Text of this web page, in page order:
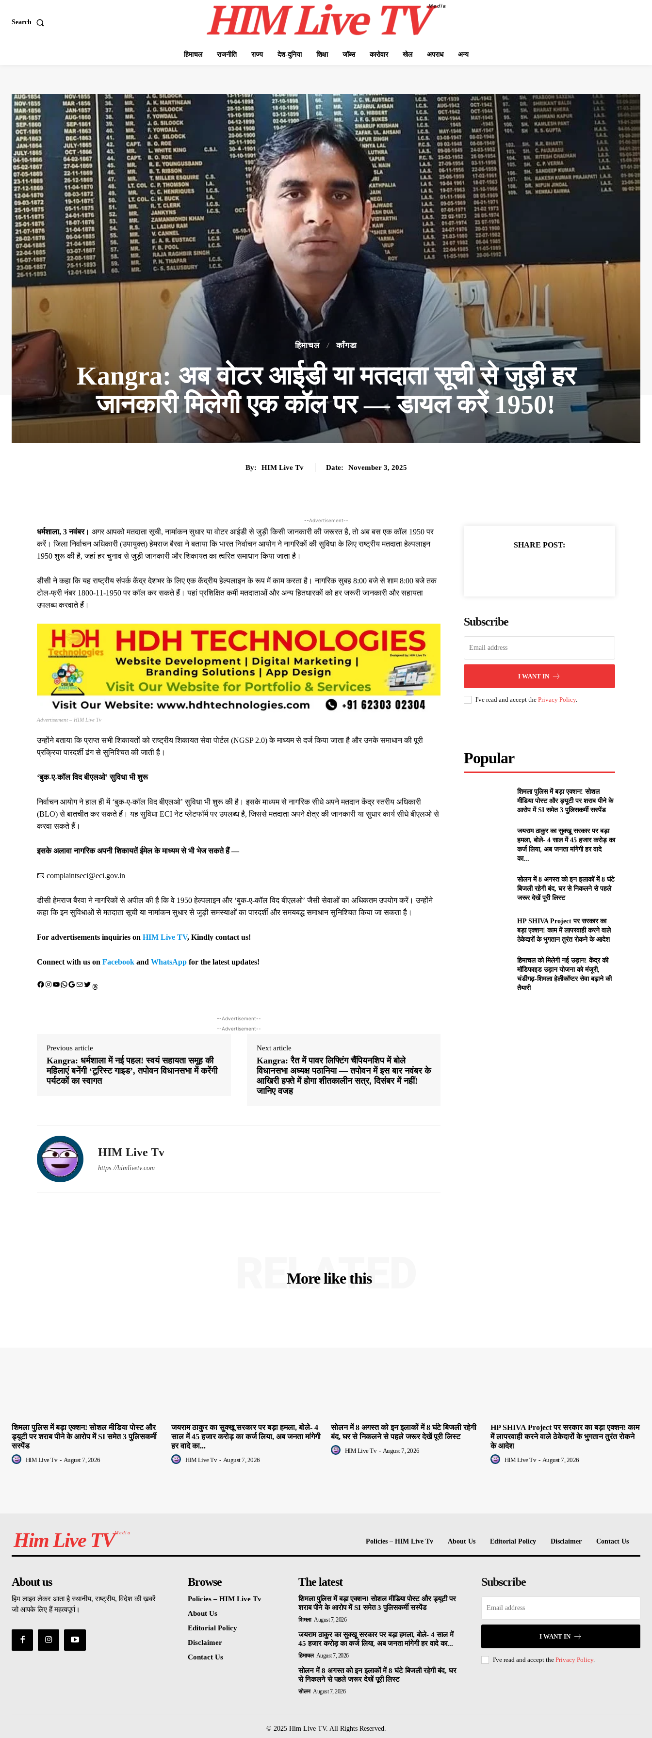
Search
हिमाचल राजनीति राज्य देश-दुनिया शिक्षा जॉब्स कारोवार खेल अपराध अन्य
हिमाचल काँगडा
Kangra: अब वोटर आईडी या मतदाता सूची से जुड़ी हर
जानकारी मिलेगी एक कॉल पर — डायल करें 1950!
By: HIM Live Tv Date: November 3, 2025
--Advertisement--
धर्मशाला, 3 नवंबर। अगर आपको मतदाता सूची, नामांकन सुधार या वोटर आईडी से जुड़ी किसी जानकारी की जरूरत है, तो अब बस एक कॉल 1950 पर
करें। जिला निर्वाचन अधिकारी (उपायुक्त) हेमराज बैरवा ने बताया कि भारत निर्वाचन आयोग ने नागरिकों की सुविधा के लिए राष्ट्रीय मतदाता हेल्पलाइन
1950 शुरू की है, जहां हर चुनाव से जुड़ी जानकारी और शिकायत का त्वरित समाधान किया जाता है।
डीसी ने कहा कि यह राष्ट्रीय संपर्क केंद्र देशभर के लिए एक केंद्रीय हेल्पलाइन के रूप में काम करता है। नागरिक सुबह 8:00 बजे से शाम 8:00 बजे तक
टोल-फ्री नंबर 1800-11-1950 पर कॉल कर सकते हैं। यहां प्रशिक्षित कर्मी मतदाताओं और अन्य हितधारकों को हर जरूरी जानकारी और सहायता
उपलब्ध करवाते हैं।
Advertisement – HIM Live Tv
उन्होंने बताया कि प्राप्त सभी शिकायतों को राष्ट्रीय शिकायत सेवा पोर्टल (NGSP 2.0) के माध्यम से दर्ज किया जाता है और उनके समाधान की पूरी
प्रक्रिया पारदर्शी ढंग से सुनिश्चित की जाती है।
‘बुक-ए-कॉल विद बीएलओ’ सुविधा भी शुरू
निर्वाचन आयोग ने हाल ही में ‘बुक-ए-कॉल विद बीएलओ’ सुविधा भी शुरू की है। इसके माध्यम से नागरिक सीधे अपने मतदान केंद्र स्तरीय अधिकारी
(BLO) से बातचीत कर सकते हैं। यह सुविधा ECI नेट प्लेटफॉर्म पर उपलब्ध है, जिससे मतदाता अपने क्षेत्र की जानकारी या सुधार कार्य सीधे बीएलओ से
करवा सकते हैं।
इसके अलावा नागरिक अपनी शिकायतें ईमेल के माध्यम से भी भेज सकते हैं —
📧 complaintseci@eci.gov.in
डीसी हेमराज बैरवा ने नागरिकों से अपील की है कि वे 1950 हेल्पलाइन और ‘बुक-ए-कॉल विद बीएलओ’ जैसी सेवाओं का अधिकतम उपयोग करें। उन्होंने
कहा कि इन सुविधाओं से मतदाता सूची या नामांकन सुधार से जुड़ी समस्याओं का पारदर्शी और समयबद्ध समाधान सुनिश्चित किया जा सकता है।
For advertisements inquiries on HIM Live TV, Kindly contact us!
Connect with us on Facebook and WhatsApp for the latest updates!
Facebook Instagram YouTube WhatsApp Google Mail X (Twitter) Threads
--Advertisement--
--Advertisement--
Previous article
Kangra: धर्मशाला में नई पहल! स्वयं सहायता समूह की
महिलाएं बनेंगी ‘टूरिस्ट गाइड’, तपोवन विधानसभा में करेंगी
पर्यटकों का स्वागत
Next article
Kangra: रैत में पावर लिफ्टिंग चैंपियनशिप में बोले
विधानसभा अध्यक्ष पठानिया — तपोवन में इस बार नवंबर के
आखिरी हफ्ते में होगा शीतकालीन सत्र, दिसंबर में नहीं!
जानिए वजह
HIM Live Tv
https://himlivetv.com
SHARE POST:
Subscribe
I WANT IN
I've read and accept thePrivacy Policy.
Popular
शिमला पुलिस में बड़ा एक्शन! सोशल
मीडिया पोस्ट और ड्यूटी पर शराब पीने के
आरोप में SI समेत 3 पुलिसकर्मी सस्पेंड
जयराम ठाकुर का सुक्खू सरकार पर बड़ा
हमला, बोले- 4 साल में 45 हजार करोड़ का
कर्ज लिया, अब जनता मांगेगी हर वादे
का...
सोलन में 8 अगस्त को इन इलाकों में 8 घंटे
बिजली रहेगी बंद, घर से निकलने से पहले
जरूर देखें पूरी लिस्ट
HP SHIVA Project पर सरकार का
बड़ा एक्शन! काम में लापरवाही करने वाले
ठेकेदारों के भुगतान तुरंत रोकने के आदेश
हिमाचल को मिलेगी नई उड़ान! केंद्र की
मॉडिफाइड उड़ान योजना को मंजूरी,
चंडीगढ़-शिमला हेलीकॉप्टर सेवा बढ़ाने की
तैयारी
More like this
RELATED
शिमला पुलिस में बड़ा एक्शन! सोशल मीडिया पोस्ट और
ड्यूटी पर शराब पीने के आरोप में SI समेत 3 पुलिसकर्मी
सस्पेंड
HIM Live Tv - August 7, 2026
जयराम ठाकुर का सुक्खू सरकार पर बड़ा हमला, बोले- 4
साल में 45 हजार करोड़ का कर्ज लिया, अब जनता मांगेगी
हर वादे का...
HIM Live Tv - August 7, 2026
सोलन में 8 अगस्त को इन इलाकों में 8 घंटे बिजली रहेगी
बंद, घर से निकलने से पहले जरूर देखें पूरी लिस्ट
HIM Live Tv - August 7, 2026
HP SHIVA Project पर सरकार का बड़ा एक्शन! काम
में लापरवाही करने वाले ठेकेदारों के भुगतान तुरंत रोकने
के आदेश
HIM Live Tv - August 7, 2026
Him Live TVMedia
Policies – HIM Live Tv About Us Editorial Policy Disclaimer Contact Us
About us
हिम लाइव लेकर आता है स्थानीय, राष्ट्रीय, विदेश की ख़बरें
जो आपके लिए हैं महत्वपूर्ण।
Browse
Policies – HIM Live Tv
About Us
Editorial Policy
Disclaimer
Contact Us
The latest
शिमला पुलिस में बड़ा एक्शन! सोशल मीडिया पोस्ट और ड्यूटी पर
शराब पीने के आरोप में SI समेत 3 पुलिसकर्मी सस्पेंड
शिमला August 7, 2026
जयराम ठाकुर का सुक्खू सरकार पर बड़ा हमला, बोले- 4 साल में
45 हजार करोड़ का कर्ज लिया, अब जनता मांगेगी हर वादे का...
हिमाचल August 7, 2026
सोलन में 8 अगस्त को इन इलाकों में 8 घंटे बिजली रहेगी बंद, घर
से निकलने से पहले जरूर देखें पूरी लिस्ट
सोलन August 7, 2026
Subscribe
I WANT IN
I've read and accept the Privacy Policy.
© 2025 Him Live TV. All Rights Reserved.